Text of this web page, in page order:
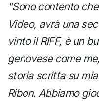
"Sono contento
Video, avrà una
vinto il RIFF, è un
genovese come
storia scritta su
Ribon. Abbiamo